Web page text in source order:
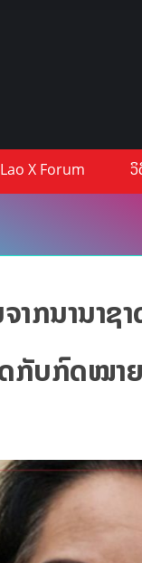
Lao X Forum ວິ
ກນານາຊ
ດກັບກົດໝາ